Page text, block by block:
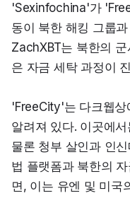
'Sexinfochina'가
동이 북한 해킹 그룹
ZachXBT는 북한의
은 자금 세탁 과정이
'FreeCity'는 다크웹
알려져 있다. 이곳에
물론 청부 살인과 인
법 플랫폼과 북한의
면, 이는 유엔 및 미국